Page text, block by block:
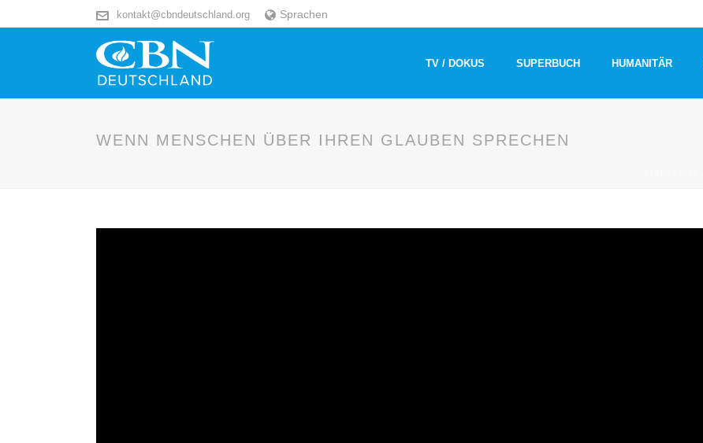
kontakt@cbndeutschland.org Sprachen
TV / DOKUS SUPERBUCH HUMANITÄR
WENN MENSCHEN ÜBER IHREN GLAUBEN SPRECHEN